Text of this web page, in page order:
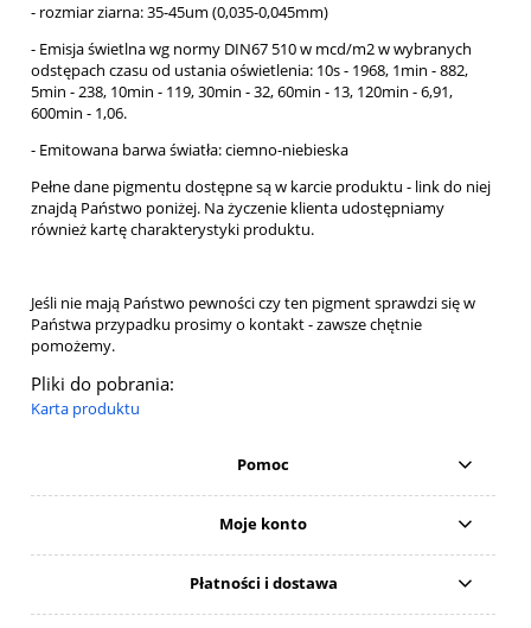
- rozmiar ziarna: 35-45um (0,035-0,045mm)
- Emisja świetlna wg normy DIN67 510 w mcd/m2 w wybranych
odstępach czasu od ustania oświetlenia: 10s - 1968, 1min - 882,
5min - 238, 10min - 119, 30min - 32, 60min - 13, 120min - 6,91,
600min - 1,06.
- Emitowana barwa światła: ciemno-niebieska
Pełne dane pigmentu dostępne są w karcie produktu - link do niej
znajdą Państwo poniżej. Na życzenie klienta udostępniamy
również kartę charakterystyki produktu.
Jeśli nie mają Państwo pewności czy ten pigment sprawdzi się w
Państwa przypadku prosimy o kontakt - zawsze chętnie
pomożemy.
Pliki do pobrania:
Karta produktu
Pomoc
Moje konto
Płatności i dostawa